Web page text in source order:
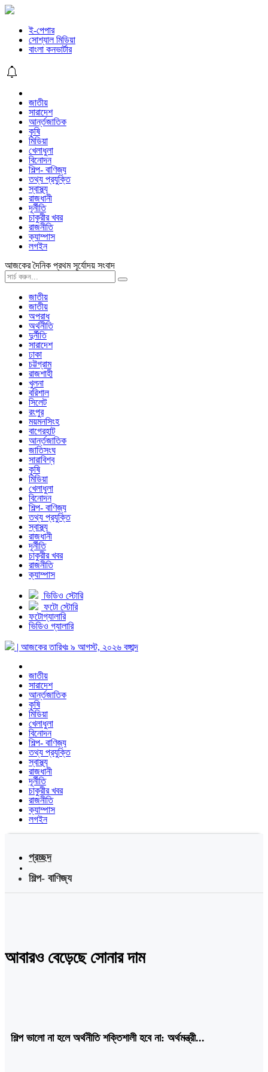
ই-পেপার
সোশ্যাল মিডিয়া
বাংলা কনভার্টার
জাতীয়
সারাদেশ
আর্ন্তজাতিক
কৃষি
মিডিয়া
খেলাধুলা
বিনোদন
শিল্প- বাণিজ্য
তথ্য প্রযুক্তি
স্বাস্থ্য
রাজধানী
দূর্নীতি
চাকুরীর খবর
রাজনীতি
ক্যাম্পাস
লগইন
আজকের দৈনিক প্রথম সূর্যোদয় সংবাদ
জাতীয়
জাতীয়
অপরাধ
অর্থনীতি
দুর্নীতি
সারাদেশ
ঢাকা
চট্টগ্রাম
রাজশাহী
খুলনা
বরিশাল
সিলেট
রংপুর
ময়মনসিংহ
বাগেরহাট
আর্ন্তজাতিক
জাতিসংঘ
সারাবিশ্ব
কৃষি
মিডিয়া
খেলাধুলা
বিনোদন
শিল্প- বাণিজ্য
তথ্য প্রযুক্তি
স্বাস্থ্য
রাজধানী
দূর্নীতি
চাকুরীর খবর
রাজনীতি
ক্যাম্পাস
ভিডিও স্টোরি
ফটো স্টোরি
ফটোগ্যালারি
ভিডিও গ্যালারি
| আজকের তারিখঃ ৯ আগস্ট, ২০২৬ বঙ্গাব্দ
জাতীয়
সারাদেশ
আর্ন্তজাতিক
কৃষি
মিডিয়া
খেলাধুলা
বিনোদন
শিল্প- বাণিজ্য
তথ্য প্রযুক্তি
স্বাস্থ্য
রাজধানী
দূর্নীতি
চাকুরীর খবর
রাজনীতি
ক্যাম্পাস
লগইন
প্রচ্ছদ
শিল্প- বাণিজ্য
আবারও বেড়েছে সোনার দাম
শিল্প ভালো না হলে অর্থনীতি শক্তিশালী হবে না: অর্থমন্ত্রী...